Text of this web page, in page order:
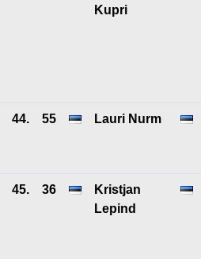
Kupri
44. 55 Lauri Nurm
45. 36
Kristjan
Lepind